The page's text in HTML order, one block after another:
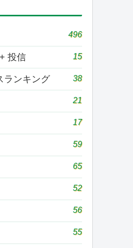
496
投信 15
ランキング 38
21
17
59
65
52
56
55